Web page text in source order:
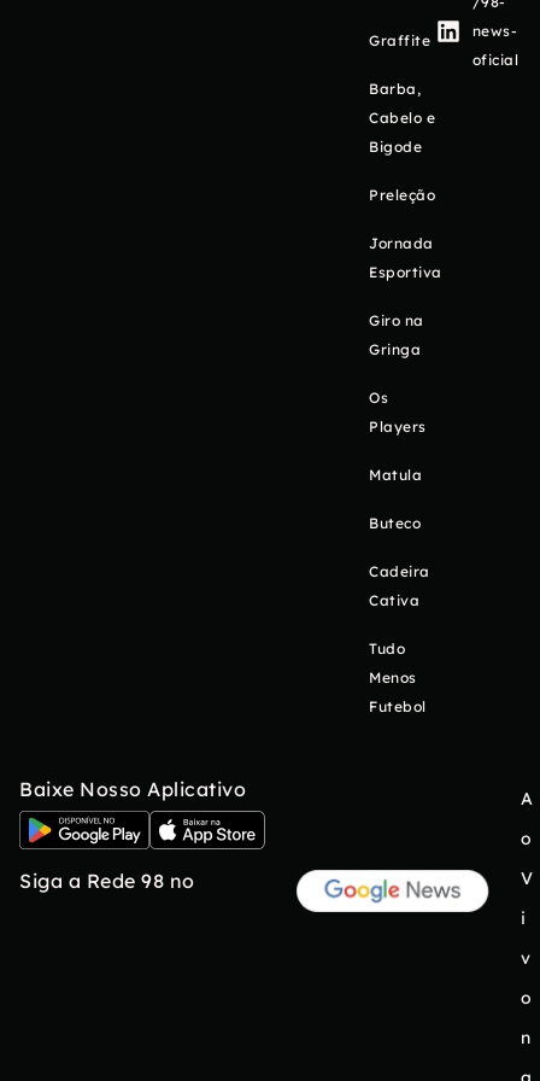
Graffite
Barba,
Cabelo e
Bigode
Preleção
Jornada
Esportiva
Giro na
Gringa
Os
Players
Matula
Buteco
Cadeira
Cativa
Tudo
Menos
Futebol
news-
oficial
Baixe Nosso Aplicativo
Siga a Rede 98 no
A
o
V
i
v
o
n